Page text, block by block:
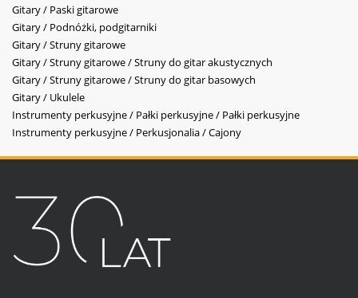
Gitary / Paski gitarowe
Gitary / Podnóżki, podgitarniki
Gitary / Struny gitarowe
Gitary / Struny gitarowe / Struny do gitar akustycznych
Gitary / Struny gitarowe / Struny do gitar basowych
Gitary / Ukulele
Instrumenty perkusyjne / Pałki perkusyjne / Pałki perkusyjne
Instrumenty perkusyjne / Perkusjonalia / Cajony